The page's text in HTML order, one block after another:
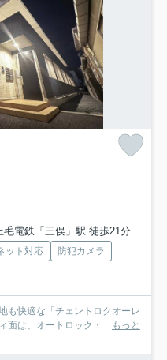
毛電鉄「三俣」駅 徒歩21分
ット対応
防犯カメラ
も快適な「チェントロクオーレ
面は、オートロック・... もっと